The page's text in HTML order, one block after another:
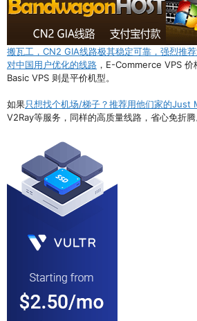
搬瓦工，CN2 GIA线路极其稳定可靠，强烈推
对中国用户优化的线路 ，E-Commerce VPS 价
Basic VPS 则是平价机型。
如果只想找个机场/梯子？推荐用他们家的Just
V2Ray等服务，同样的高质量线路，省心免折腾